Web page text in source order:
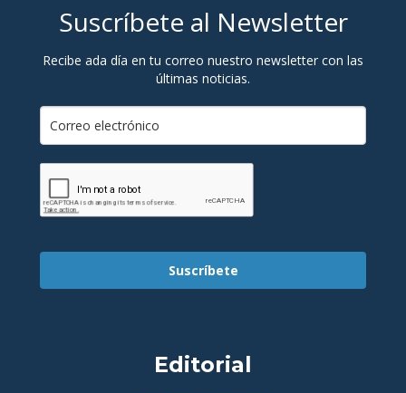
Suscríbete al Newsletter
Recibe ada día en tu correo nuestro newsletter con las
últimas noticias.
Suscríbete
Editorial